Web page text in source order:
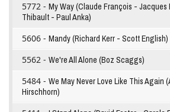
5772 - My Way (Claude François - Jacques
Thibault - Paul Anka)
5606 - Mandy (Richard Kerr - Scott English)
5562 - We're All Alone (Boz Scaggs)
5484 - We May Never Love Like This Again
Hirschhorn)